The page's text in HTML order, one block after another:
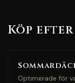
Köp efter
Optimerade för